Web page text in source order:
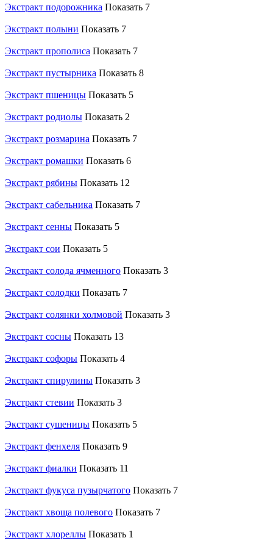
Экстракт подорожника Показать 7
Экстракт полыни Показать 7
Экстракт прополиса Показать 7
Экстракт пустырника Показать 8
Экстракт пшеницы Показать 5
Экстракт родиолы Показать 2
Экстракт розмарина Показать 7
Экстракт ромашки Показать 6
Экстракт рябины Показать 12
Экстракт сабельника Показать 7
Экстракт сенны Показать 5
Экстракт сои Показать 5
Экстракт солода ячменного Показать 3
Экстракт солодки Показать 7
Экстракт солянки холмовой Показать 3
Экстракт сосны Показать 13
Экстракт софоры Показать 4
Экстракт спирулины Показать 3
Экстракт стевии Показать 3
Экстракт сушеницы Показать 5
Экстракт фенхеля Показать 9
Экстракт фиалки Показать 11
Экстракт фукуса пузырчатого Показать 7
Экстракт хвоща полевого Показать 7
Экстракт хлореллы Показать 1